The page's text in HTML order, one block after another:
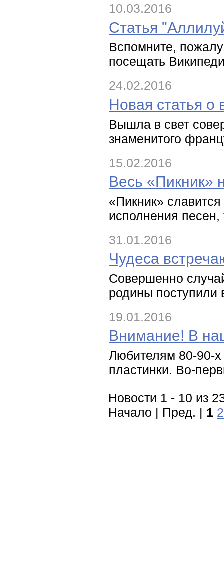
10.03.2016
Статья
Вспомните,
посещать
24.02.2016
Новая статья о
Вышла в свет
знаменитого
15.02.2016
Весь «Пикник»
«Пикник»
исполнения
31.01.2016
Чудеса
Совершенно
родины поступили
19.01.2016
Внимание! В
Любителям 80-90-
пластинки. Во-
Новости 1 - 10 из
Начало | Пред. | 1 2